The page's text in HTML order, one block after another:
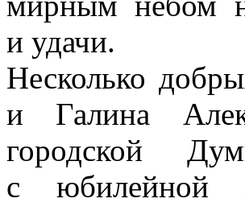
и удачи.
Несколько
и Галина
городской
с юбилейной